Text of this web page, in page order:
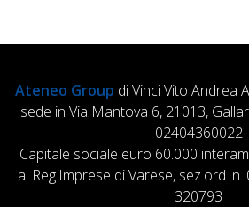
Ateneo Group di Vinci Vito Andrea
sede in Via Mantova 6, 21013,
02404360022
Capitale sociale euro 60.000
al Reg.Imprese di Varese, sez.ord. n.
320793